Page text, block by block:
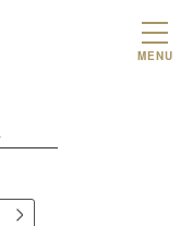
MENU